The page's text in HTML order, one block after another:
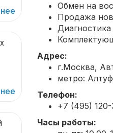
Обмен на
Продажа
Адрес:
г.Москва,
метро:
Телефон:
+7 (495)
Часы работы: